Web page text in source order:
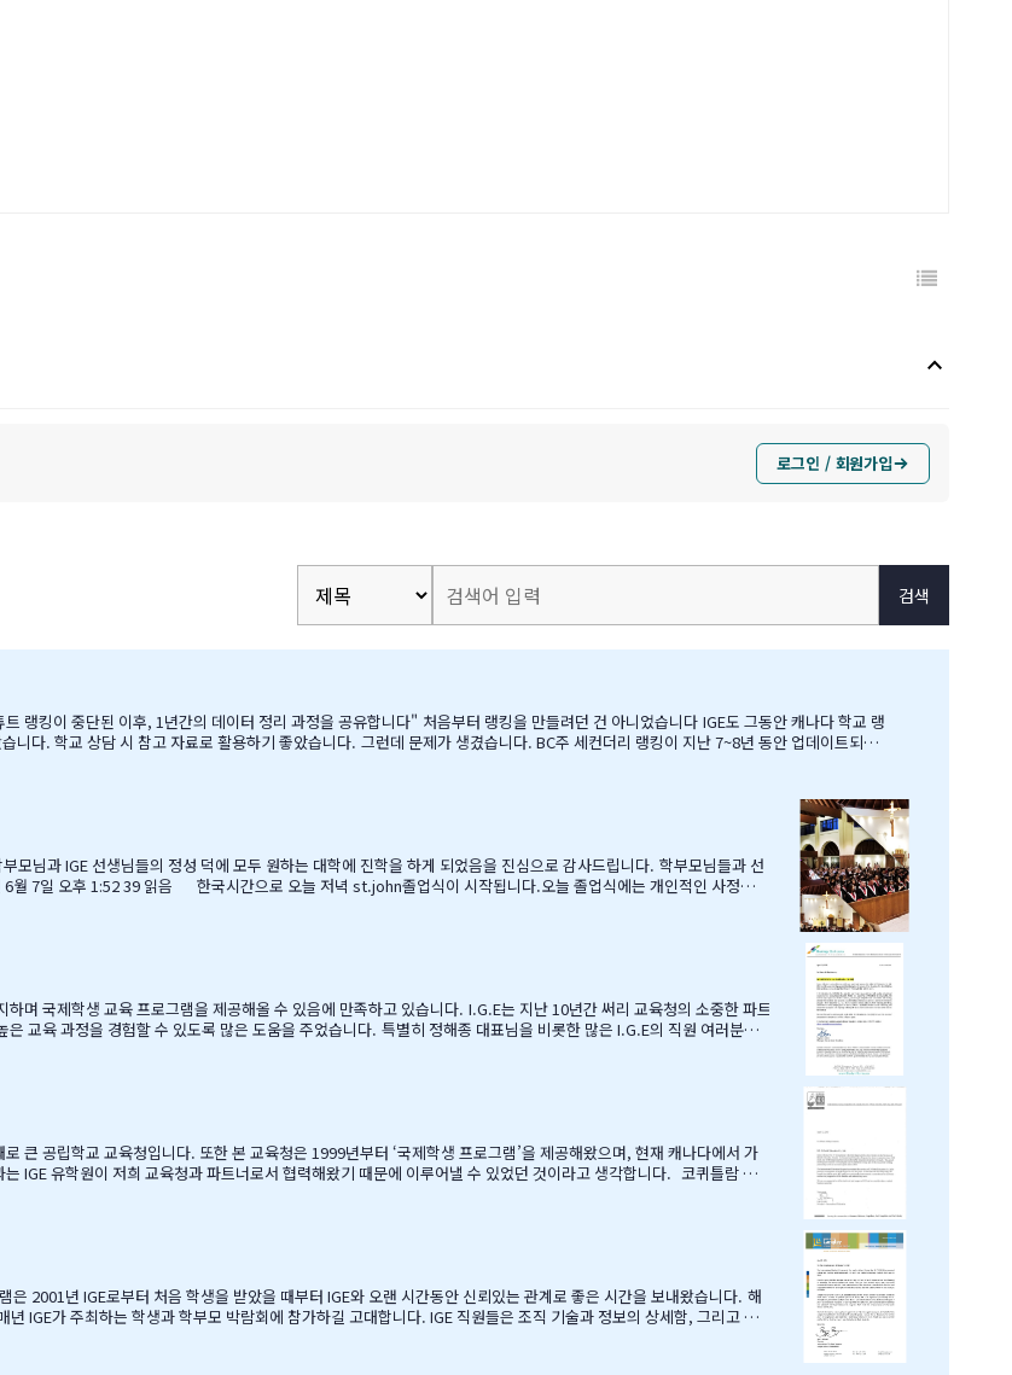
keyboard_arrow_up
로그인 / 회원가입
검색
다. 그런데 문제가 생겼습니다. BC주 세컨더리 랭킹이 지난 7~8년 동안 업데이트되지
접 자료를 찾아보기 시작했습니다. '혹시 어딘가에 최신 학업 데이터가 있지 않
님과 IGE 선생님들의 정성 덕에 모두 원하는 대학에 진학을 하게 되었음을 진심으로 감사드립니다. 학부모님들과 선
들만의 졸업식이 아닌몇년동안 저희 부모를 대신해 앞장 서 이끌어 주신선생님들의 졸업식이라 해도 과언이 아닐 듯
국제학생 교육 프로그램을 제공해올 수 있음에 만족하고 있습니다. I.G.E는 지난 10년간 써리 교육청의 소중한 파트
교육 과정을 경험할 수 있도록 많은 도움을 주었습니다. 특별히 정해종 대표님을 비롯한 많은 I.G.E의 직원 여러분께
한 다양한 서비스를 제공해 주시는 등 물심양면의 지원을 해주셨습니다. 이 같은 집중적 학습관리와 준비 프로그램, 그
큰 공립학교 교육청입니다. 또한 본 교육청은 1999년부터 ‘국제학생 프로그램’을 제공해왔으며, 현재 캐나다에서 가
IGE 유학원이 저희 교육청과 파트너로서 협력해왔기 때문에 이루어낼 수 있었던 것이라고 생각합니다. 코퀴틀람 교
게 긴 시간 동안 많은 가족과 학생들이 캐나다에 잘 정착하여 공부할 수 있었던 데에는, 정해종 대표님을 비롯하여 모
2001년 IGE로부터 처음 학생을 받았을 때부터 IGE와 오랜 시간동안 신뢰있는 관계로 좋은 시간을 보내왔습니다. 해
IGE가 주최하는 학생과 학부모 박람회에 참가하길 고대합니다. IGE 직원들은 조직 기술과 정보의 상세함, 그리고 테
게 지속적으로 깊은 인상을 줍니다. 랭리는 한국인 가족들이 해외 유학지로 고려할 핵심 유학 지역이 되었습니다. 우